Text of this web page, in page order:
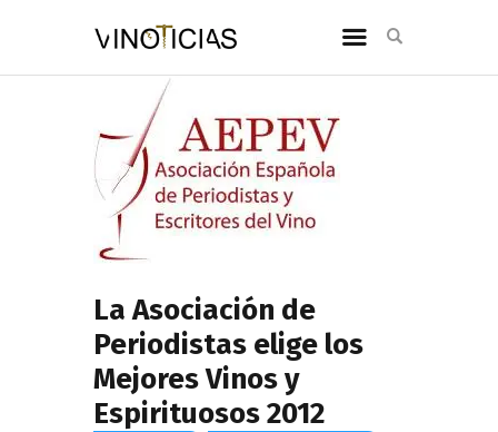
La Asociación de
Periodistas elige los
Mejores Vinos y
Espirituosos 2012